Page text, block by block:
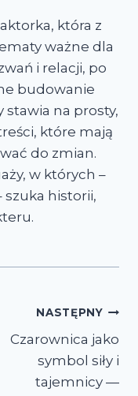
która z
ważne dla
i relacji, po
budowanie
stawia na prosty,
które mają
do zmian.
w których –
szuka historii,
NASTĘPNY
Czarownica jako
symbol siły i
tajemnicy —